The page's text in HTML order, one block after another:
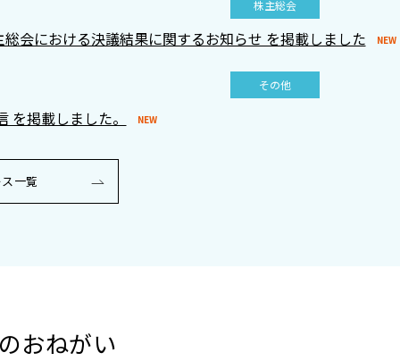
株主総会
会における決議結果に関するお知らせ を掲載しました
その他
を掲載しました。
一覧
おねがい